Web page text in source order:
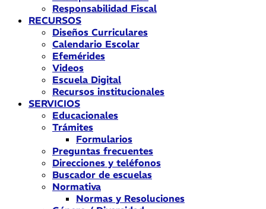
Responsabilidad Fiscal
RECURSOS
Diseños Curriculares
Calendario Escolar
Efemérides
Videos
Escuela Digital
Recursos institucionales
SERVICIOS
Educacionales
Trámites
Formularios
Preguntas frecuentes
Direcciones y teléfonos
Buscador de escuelas
Normativa
Normas y Resoluciones